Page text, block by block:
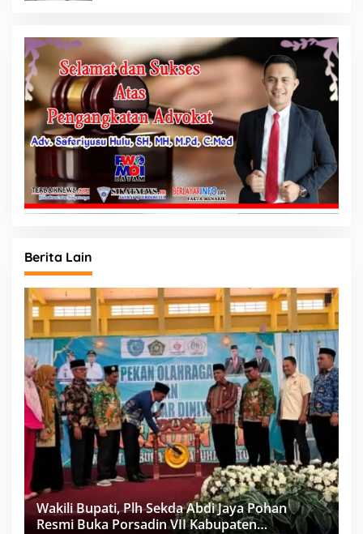
Berita Lain
Wakili Bupati, Plh Sekda Abdi Jaya Pohan
Resmi Buka Porsadin VII Kabupaten